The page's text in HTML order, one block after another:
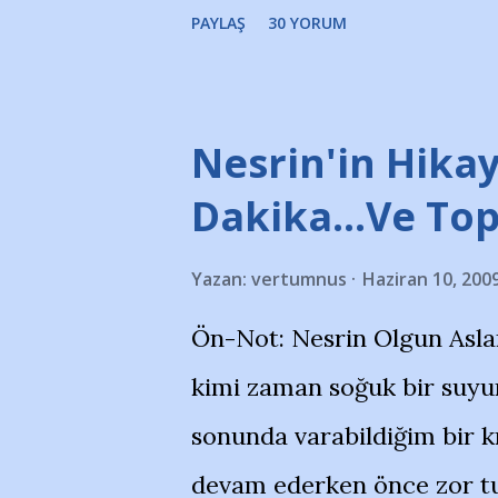
stadı önünde yaklaşık
takımlarının Futbol
görmek istemediklerini
bildiriyordu.. Bu grup
''Açık ve net olarak
yanısıra, bu takımlara ait
Bursa Büyükşehir
merkezlerini de
PAYLAŞ 30 YORUM
Nesrin'in
Dakika…Ve
Yazan: vertumnus Haziran 10,
Ön-Not: Nesrin Olgun
kimi zaman soğuk bir
sonunda varabildiğim bir
devam ederken önce zor